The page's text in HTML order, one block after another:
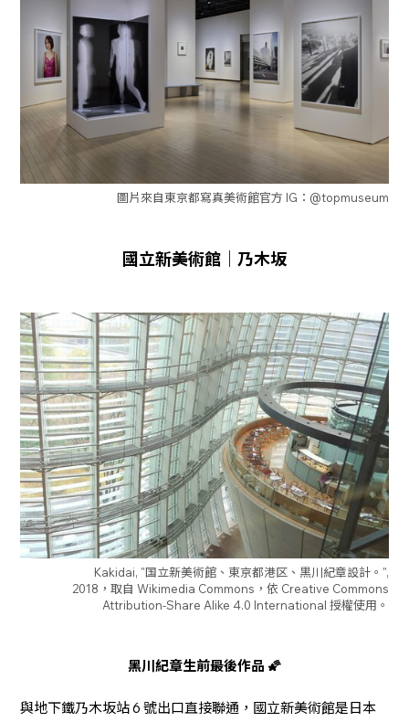
圖片來自東京都寫真美術館官方 IG：@topmuseum
國立新美術館｜乃木坂
Kakidai, "国立新美術館、東京都港区、黒川紀章設計。",
2018，取自 Wikimedia Commons，依 Creative Commons
Attribution-Share Alike 4.0 International 授權使用。
黑川紀章生前最後作品 🌠
與地下鐵乃木坂站 6 號出口直接聯通，國立新美術館是日本